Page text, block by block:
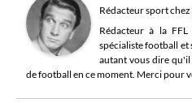
Rédacteur sportchez
Rédacteur à la
spécialiste football et
autant vous dire qu'il
de football en ce moment. Merci pour